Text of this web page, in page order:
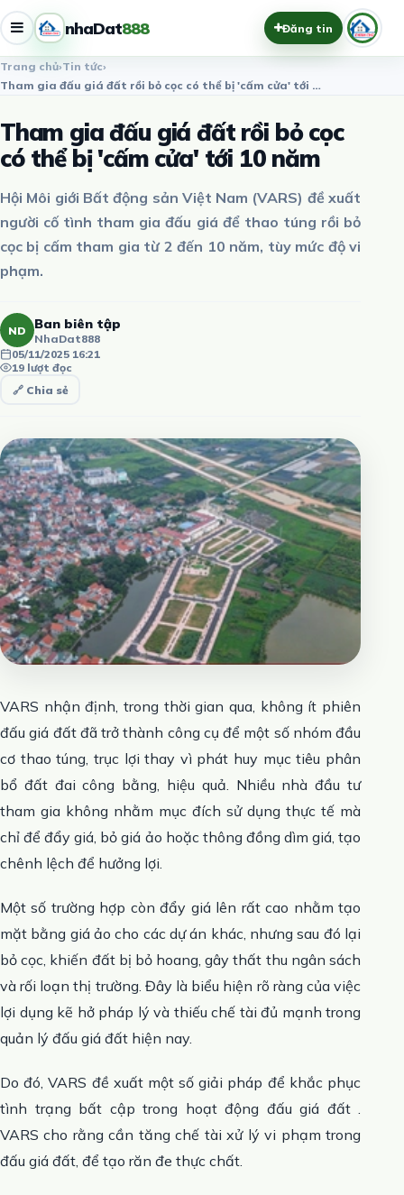
nhaDat888 Đăng tin
Trang chủ›Tin tức›
Tham gia đấu giá đất rồi bỏ cọc có thể bị 'cấm cửa' tới 10 n…
Tham gia đấu giá đất rồi bỏ cọc
có thể bị 'cấm cửa' tới 10 năm
Hội Môi giới Bất động sản Việt Nam (VARS) đề xuất
người cố tình tham gia đấu giá để thao túng rồi bỏ
cọc bị cấm tham gia từ 2 đến 10 năm, tùy mức độ vi
phạm.
ND Ban biên tập
NhaDat888
05/11/2025 16:21
19 lượt đọc
🔗 Chia sẻ
VARS nhận định, trong thời gian qua, không ít phiên
đấu giá đất đã trở thành công cụ để một số nhóm đầu
cơ thao túng, trục lợi thay vì phát huy mục tiêu phân
bổ đất đai công bằng, hiệu quả. Nhiều nhà đầu tư
tham gia không nhằm mục đích sử dụng thực tế mà
chỉ để đẩy giá, bỏ giá ảo hoặc thông đồng dìm giá, tạo
chênh lệch để hưởng lợi.
Một số trường hợp còn đẩy giá lên rất cao nhằm tạo
mặt bằng giá ảo cho các dự án khác, nhưng sau đó lại
bỏ cọc, khiến đất bị bỏ hoang, gây thất thu ngân sách
và rối loạn thị trường. Đây là biểu hiện rõ ràng của việc
lợi dụng kẽ hở pháp lý và thiếu chế tài đủ mạnh trong
quản lý đấu giá đất hiện nay.
Do đó, VARS đề xuất một số giải pháp để khắc phục
tình trạng bất cập trong hoạt động đấu giá đất .
VARS cho rằng cần tăng chế tài xử lý vi phạm trong
đấu giá đất, để tạo răn đe thực chất.